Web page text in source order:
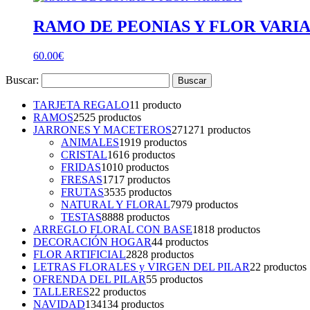
RAMO DE PEONIAS Y FLOR
60.00€
Buscar:
TARJETA REGALO11 producto
RAMOS2525 productos
JARRONES Y MACETEROS271 271 productos
ANIMALES1919 productos
CRISTAL1616 productos
FRIDAS1010 productos
FRESAS1717 productos
FRUTAS3535 productos
NATURAL Y FLORAL7979 productos
TESTAS8888 productos
ARREGLO FLORAL CON BASE1818 productos
DECORACIÓN HOGAR44 productos
FLOR ARTIFICIAL2828 productos
LETRAS FLORALES y VIRGEN DEL PILAR22 productos
OFRENDA DEL PILAR55 productos
TALLERES22 productos
NAVIDAD134134 productos